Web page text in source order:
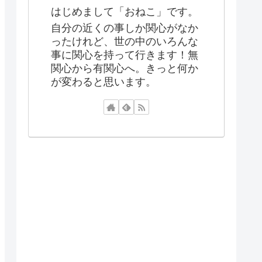
はじめまして「おねこ」です。
自分の近くの事しか関心がなか
ったけれど、世の中のいろんな
事に関心を持って行きます！無
関心から有関心へ。きっと何か
が変わると思います。